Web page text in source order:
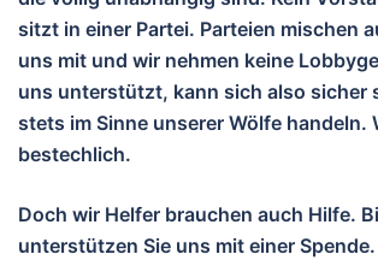
sitzt in einer Partei. Parteien mischen
uns mit und wir nehmen keine
uns unterstützt, kann sich also sicher
stets im Sinne unserer Wölfe handeln.
bestechlich.
Doch wir Helfer brauchen auch Hilfe.
unterstützen Sie uns mit einer